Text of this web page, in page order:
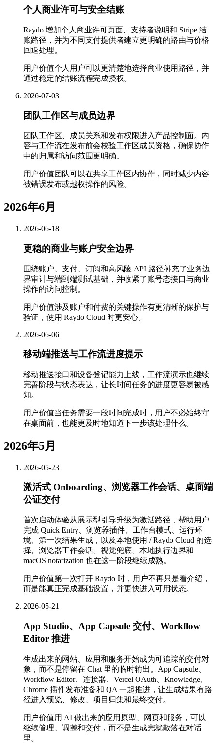
个人商业许可与安全结账
Raydo 增加个人商业许可页面、支持者说明和 Stripe 结
账路径，并为不同支付提供者建立更明确的路由与价格
回退处理。
用户价值个人用户可以更清楚地选择商业使用路径，并
通过稳定的结账流程完成授权。
2026-07-03
团队工作区与成员边界
团队工作区、成员关系和发布权限进入产品控制面。内
容与工作流在发布前会校验工作区成员资格，确保协作
中的归属和访问范围更明确。
用户价值团队可以在共享工作区内协作，同时减少内容
被错误发布或越权操作的风险。
2026年6月
2026-06-18
更稳的商业与账户安全边界
围绕账户、支付、订阅和高风险 API 路径补充了业务边
界审计与端到端测试基础，并收紧了账号态接口与商业
操作的访问控制。
用户价值涉及账户和付费的关键操作有更清晰的保护与
验证，使用 Raydo Cloud 时更安心。
2026-06-06
移动端推送与工作流进度提示
移动推送接口和设备登记能力上线，工作流演示也继续
完善阶段与状态表达，让长时间任务的进度更容易被感
知。
用户价值当任务需要一段时间完成时，用户不必始终守
在桌面前，也能更及时地知道下一步该处理什么。
2026年5月
2026-05-23
激活式 Onboarding、浏览器工作会话、桌面端
公证交付
首次启动体验从展示型引导升级为激活路径，帮助用户
完成 Quick Entry、浏览器插件、工作台模式、运行环
境、第一次结果生成，以及本地使用 / Raydo Cloud 的选
择。浏览器工作会话、视觉兜底、本地执行边界和
macOS notarization 也在这一阶段继续成熟。
用户价值第一次打开 Raydo 时，用户不再只是看介绍，
而是能真正完成基础设置，并更快进入可用状态。
2026-05-21
App Studio、App Capsule 交付、Workflow
Editor 推进
生成出来的网站、应用和服务开始成为可追踪的交付对
象，而不是停留在 Chat 里的临时输出。App Capsule、
Workflow Editor、连接器、Vercel OAuth、Knowledge、
Chrome 插件发布准备和 QA 一起推进，让生成结果有路
径进入预览、修改、项目归集和最终交付。
用户价值用 AI 做出来的应用原型、网页和服务，可以
继续管理、调整和交付，而不是生成完就散落在对话
里。